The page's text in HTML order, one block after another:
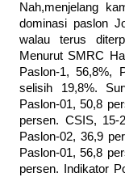
Nah,menjelang
dominasi paslon
walau terus
Menurut SMRC
Paslon-1, 56,8%,
selisih 19,8%.
Paslon-01, 50,8
persen. CSIS, 15-
Paslon-02, 36,9
Paslon-01, 56,8
persen. Indikator